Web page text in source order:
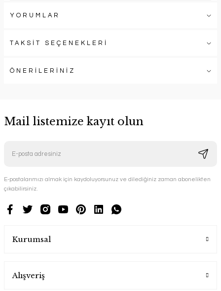
YORUMLAR
TAKSİT SEÇENEKLERİ
ÖNERİLERİNİZ
Mail listemize kayıt olun
E-postalarımızı almak için kaydoluyorsunuz ve dilediğiniz zaman abonelikten
çıkabilirsiniz.
Kurumsal
Alışveriş